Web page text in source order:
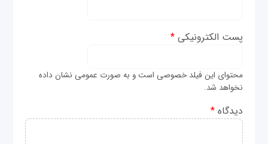
پست الکترونیکی*
محتوای این فیلد خصوصی است و به صورت عمومی نشان داده
نخواهد شد.
دیدگاه*